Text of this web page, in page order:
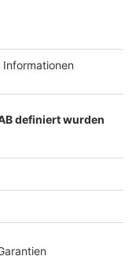
eingestochen,
Frau mehrmals
haben den
überlebte.Zur